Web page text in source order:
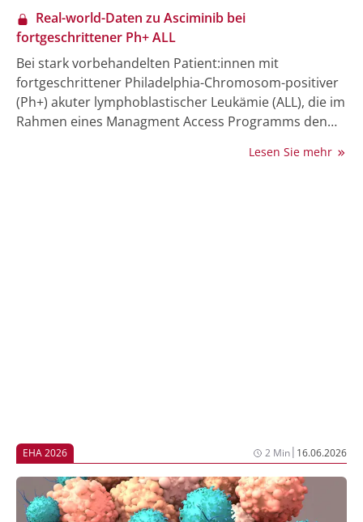
Real-world-Daten zu Asciminib bei
fortgeschrittener Ph+ ALL
Bei stark vorbehandelten Patient:innen mit
fortgeschrittener Philadelphia-Chromosom-positiver
(Ph+) akuter lymphoblastischer Leukämie (ALL), die im
Rahmen eines Managment Access Programms den
Kombination erhielten, erreichten rund ein Drittel der
Lesen Sie mehr
EHA 2026 2 Min| 16.06.2026